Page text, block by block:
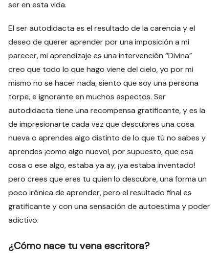
ser en esta vida.
El ser autodidacta es el resultado de la carencia y el
deseo de querer aprender por una imposición a mi
parecer, mi aprendizaje es una intervención “Divina”
creo que todo lo que hago viene del cielo, yo por mi
mismo no se hacer nada, siento que soy una persona
torpe, e ignorante en muchos aspectos. Ser
autodidacta tiene una recompensa gratificante, y es la
de impresionarte cada vez que descubres una cosa
nueva o aprendes algo distinto de lo que tú no sabes y
aprendes ¡como algo nuevo!, por supuesto, que esa
cosa o ese algo, estaba ya ay, ¡ya estaba inventado!
pero crees que eres tu quien lo descubre, una forma un
poco irónica de aprender, pero el resultado final es
gratificante y con una sensación de autoestima y poder
adictivo.
¿Cómo nace tu vena escritora?